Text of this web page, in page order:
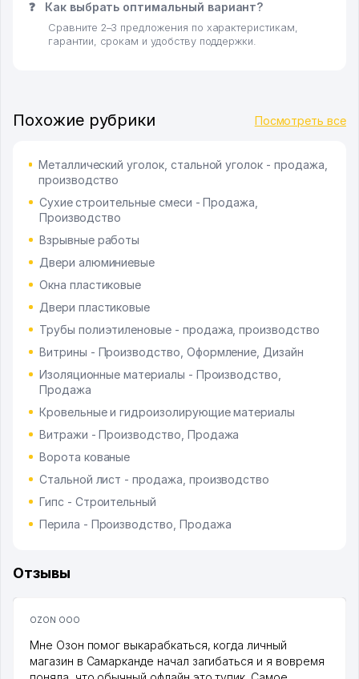
❓ Как выбрать оптимальный вариант?
Сравните 2–3 предложения по характеристикам,
гарантии, срокам и удобству поддержки.
Похожие рубрики Посмотреть все
Металлический уголок, стальной уголок - продажа,
производство
Сухие строительные смеси - Продажа,
Производство
Взрывные работы
Двери алюминиевые
Окна пластиковые
Двери пластиковые
Трубы полиэтиленовые - продажа, производство
Витрины - Производство, Оформление, Дизайн
Изоляционные материалы - Производство,
Продажа
Кровельные и гидроизолирующие материалы
Витражи - Производство, Продажа
Ворота кованые
Стальной лист - продажа, производство
Гипс - Строительный
Перила - Производство, Продажа
Отзывы
OZON ООО
Мне Озон помог выкарабкаться, когда личный
магазин в Самарканде начал загибаться и я вовремя